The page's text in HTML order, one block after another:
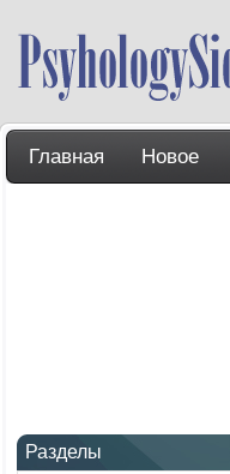
Главная Новое
Разделы